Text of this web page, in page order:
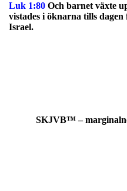
Luk 1:80 Och barnet växte
vistades i öknarna tills
Israel.
SKJVB™ –